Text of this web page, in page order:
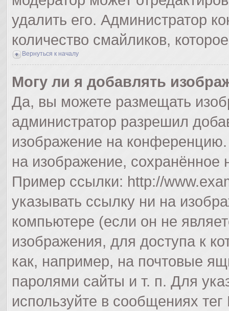
удалить его. Администратор
количество смайликов,
Вернуться к началу
Могу ли я добавлять
Да, вы можете размещать
администратор разрешил
изображение на
на изображение,
Пример ссылки: http://
указывать ссылку ни на
компьютере (если он не
изображения, для доступа к
как, например, на почтовые
паролями сайты и т. п. Для
используйте в сообщениях